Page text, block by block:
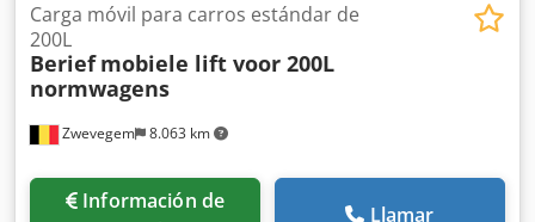
Zwevegem 8.063 km
Carga móvil para carros estándar de
200L
Berief mobiele lift voor 200L
normwagens
Información de
Llamar